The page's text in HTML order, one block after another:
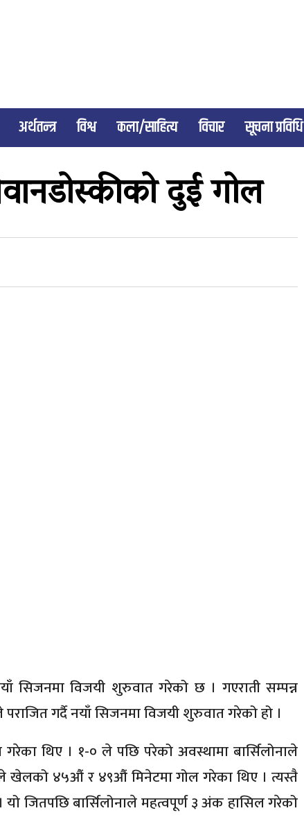
अर्थतन्त्र विश्व कला/साहित्य विचार सूचना प्रविधि
दुई गोल
सिजनमा विजयी शुरुवात गरेको छ । गएराती सम्पन्न
गर्दै नयाँ सिजनमा विजयी शुरुवात गरेको हो ।
गरेका थिए । १-० ले पछि परेको अवस्थामा बार्सिलोनाले
खेलको ४५औं र ४९औं मिनेटमा गोल गरेका थिए । त्यस्तै
जितपछि बार्सिलोनाले महत्वपूर्ण ३ अंक हासिल गरेको